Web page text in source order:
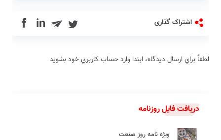
اشتراک گذاری in
لطفاً براي ارسال دیدگاه، ابتدا وارد حساب كاربري خود بشويد
دریافت فایل روزنامه
ویژه نامه روز صنعت